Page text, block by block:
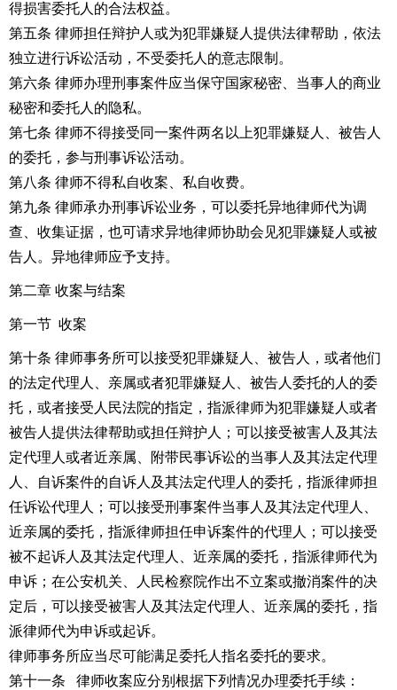
得损害委托人的合法权益。
第五条 律师担任辩护人或为犯罪嫌疑人提供法律帮助，依法
独立进行诉讼活动，不受委托人的意志限制。
第六条 律师办理刑事案件应当保守国家秘密、当事人的商业
秘密和委托人的隐私。
第七条 律师不得接受同一案件两名以上犯罪嫌疑人、被告人
的委托，参与刑事诉讼活动。
第八条 律师不得私自收案、私自收费。
第九条 律师承办刑事诉讼业务，可以委托异地律师代为调
查、收集证据，也可请求异地律师协助会见犯罪嫌疑人或被
告人。异地律师应予支持。
第二章 收案与结案
第一节 收案
第十条 律师事务所可以接受犯罪嫌疑人、被告人，或者他们
的法定代理人、亲属或者犯罪嫌疑人、被告人委托的人的委
托，或者接受人民法院的指定，指派律师为犯罪嫌疑人或者
被告人提供法律帮助或担任辩护人；可以接受被害人及其法
定代理人或者近亲属、附带民事诉讼的当事人及其法定代理
人、自诉案件的自诉人及其法定代理人的委托，指派律师担
任诉讼代理人；可以接受刑事案件当事人及其法定代理人、
近亲属的委托，指派律师担任申诉案件的代理人；可以接受
被不起诉人及其法定代理人、近亲属的委托，指派律师代为
申诉；在公安机关、人民检察院作出不立案或撤消案件的决
定后，可以接受被害人及其法定代理人、近亲属的委托，指
派律师代为申诉或起诉。
律师事务所应当尽可能满足委托人指名委托的要求。
第十一条 律师收案应分别根据下列情况办理委托手续：